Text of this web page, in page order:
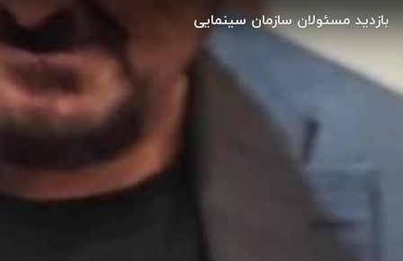
بازدید مسئولان سازمان سینمایی